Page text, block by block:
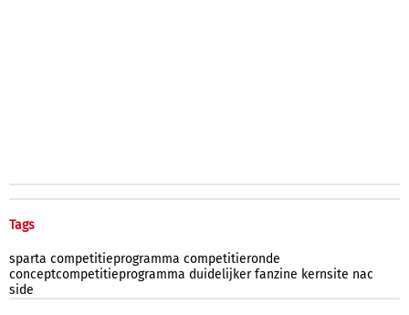
Tags
sparta competitieprogramma competitieronde
conceptcompetitieprogramma duidelijker fanzine kernsite nac
side